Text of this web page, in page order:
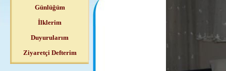
Günlüğüm
İlklerim
Duyurularım
Ziyaretçi Defterim